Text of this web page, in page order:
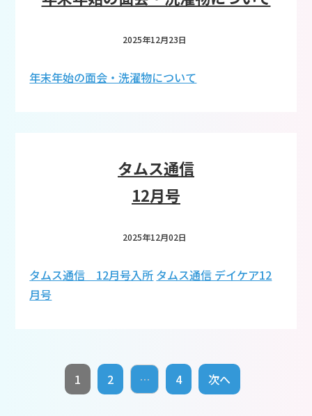
2025年12月23日
年末年始の面会・洗濯物について
タムス通信
12月号
2025年12月02日
タムス通信 12月号入所 タムス通信 デイケア12
月号
1 2 … 4 次へ